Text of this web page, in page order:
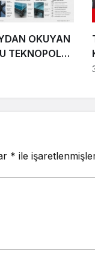
OKUYAN
TEKNOPOLL
PROJEYLE
* ile